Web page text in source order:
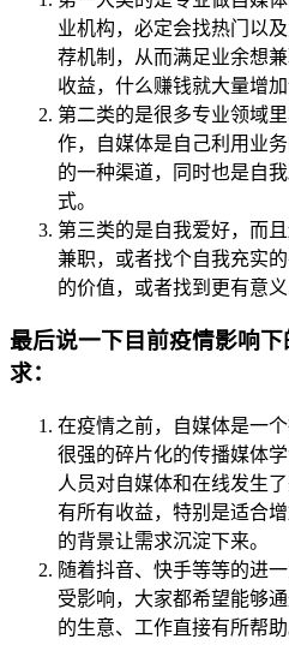
业机构，必定会找热门以
荐机制，从而满足业余想
收益，什么赚钱就大量增加
第二类的是很多专业领域
作，自媒体是自己利用业
的一种渠道，同时也是自
式。
第三类的是自我爱好，而
兼职，或者找个自我充实
的价值，或者找到更有意义
最后说一下目前疫情影响
求：
在疫情之前，自媒体是一
很强的碎片化的传播媒体
人员对自媒体和在线发生
有所有收益，特别是适合
的背景让需求沉淀下来。
随着抖音、快手等等的进
受影响，大家都希望能够
的生意、工作直接有所帮